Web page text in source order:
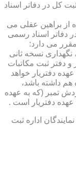
كل در دفاتر اسناد
استفاده از براهین عقلی می
دفاتر اسناد رسمی
نگهداری نسخه ثانی
و دفتر ثبت مكاتبات
به عهده دفتریار خواهد
هم داشته باشد،
تمبر (كه به عهده
عهده دفتریار است .
اداره ثبت